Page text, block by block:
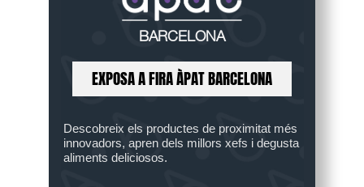
BARCELONA
EXPOSA A FIRA ÀPAT BARCELONA
Descobreix els productes de proximitat més
innovadors, apren dels millors xefs i degusta
aliments deliciosos.